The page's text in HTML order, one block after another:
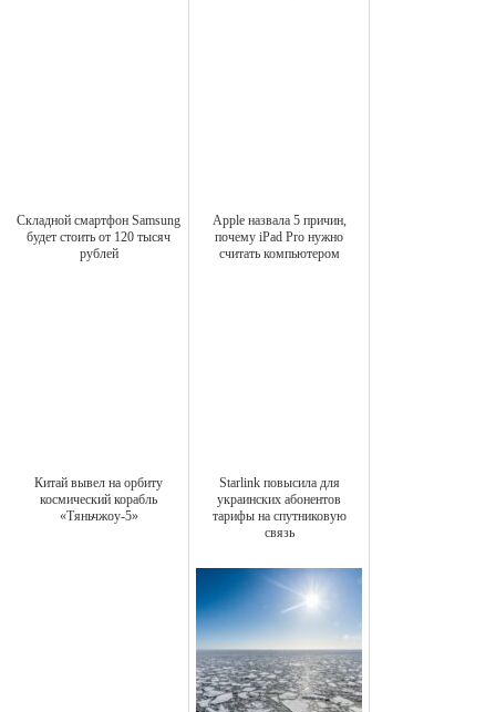
Складной смартфон Samsung
будет стоить от 120 тысяч
рублей
Apple назвала 5 причин,
почему iPad Pro нужно
считать компьютером
Китай вывел на орбиту
космический корабль
«Тяньчжоу-5»
Starlink повысила для
украинских абонентов
тарифы на спутниковую
связь